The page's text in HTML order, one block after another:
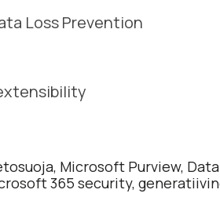
Loss Prevention
Microsoft Purview,
365 security,